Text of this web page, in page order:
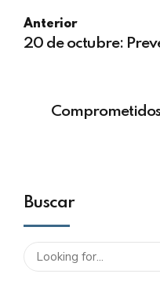
Anterior
20 de octubre:
Buscar